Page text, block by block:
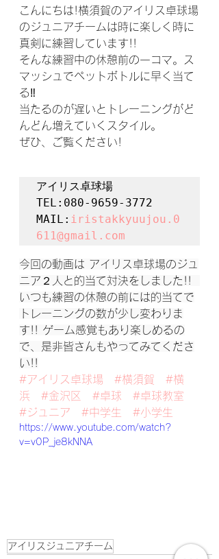
こんにちは!横須賀のアイリス卓球場
のジュニアチームは時に楽しく時に
真剣に練習しています!!
そんな練習中の休憩前の一コマ。ス
マッシュでペットボトルに早く当て
る‼
当たるのが遅いとトレーニングがど
んどん増えていくスタイル。
ぜひ、ご覧ください!
アイリス卓球場
TEL:080-9659-3772
MAIL: iristakkyuujou.0
611@gmail.com
今回の動画は アイリス卓球場のジュ
ニア２人と的当て対決をしました!!
いつも練習の休憩の前には的当てで
トレーニングの数が少し変わりま
す!! ゲーム感覚もあり楽しめるの
で、是非皆さんもやってみてくださ
い!!
#アイリス卓球場
#横須賀
#横
浜
#金沢区 #卓球
#卓球教室
#ジュニア
#中学生 #小学生
https://www.youtube.com/watch?
v=v0P_je8kNNA
アイリスジュニアチーム